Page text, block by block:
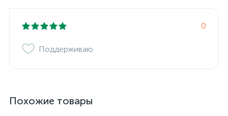
0
Поддерживаю
Похожие товары